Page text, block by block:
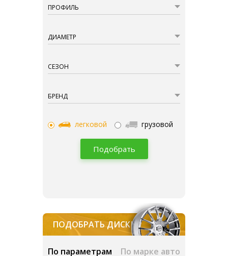
ПРОФИЛЬ
ДИАМЕТР
СЕЗОН
БРЕНД
легковой грузовой
Подобрать
ПОДОБРАТЬ ДИСКИ
По параметрам По марке авто